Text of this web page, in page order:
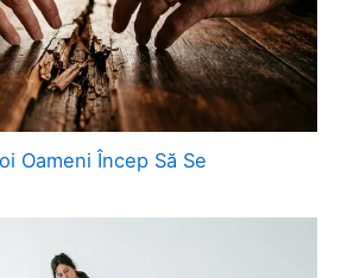
Oameni Încep Să Se